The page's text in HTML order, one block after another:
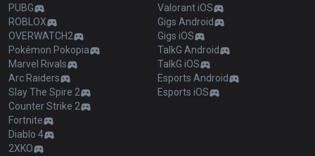
PUBG
ROBLOX
OVERWATCH2
Pokémon Pokopia
Marvel Rivals
Arc Raiders
Slay The Spire 2
Counter Strike 2
Fortnite
Diablo 4
2XKO
Valorant iOS
Gigs Android
Gigs iOS
TalkG Android
TalkG iOS
Esports Android
Esports iOS